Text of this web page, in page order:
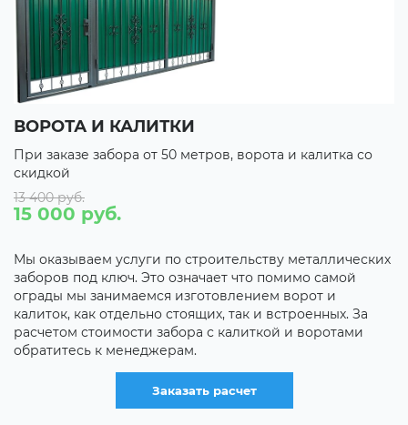
ВОРОТА И КАЛИТКИ
При заказе забора от 50 метров, ворота и калитка со
скидкой
13 400 руб.
15 000 руб.
Мы оказываем услуги по строительству металлических
заборов под ключ. Это означает что помимо самой
ограды мы занимаемся изготовлением ворот и
калиток, как отдельно стоящих, так и встроенных. За
расчетом стоимости забора с калиткой и воротами
обратитесь к менеджерам.
Заказать расчет